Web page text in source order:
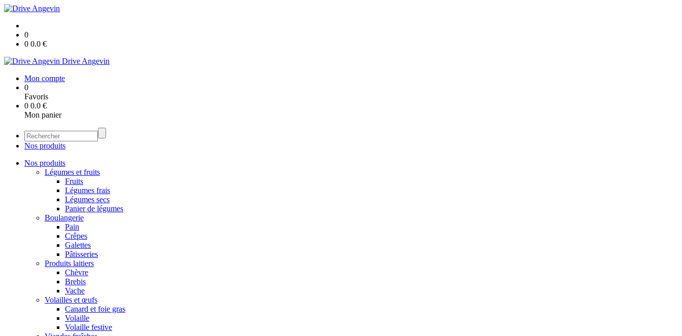
0
0 0.0 €
Drive Angevin
Mon compte
0
Favoris
0 0.0 €
Mon panier
Nos produits
Nos produits
Légumes et fruits
Fruits
Légumes frais
Légumes secs
Panier de légumes
Boulangerie
Pain
Crêpes
Galettes
Pâtisseries
Produits laitiers
Chèvre
Brebis
Vache
Volailles et œufs
Canard et foie gras
Volaille
Volaille festive